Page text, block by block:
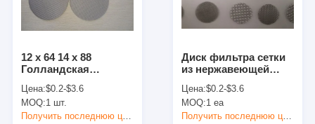
Наша фабрика
контактные данные
Новости
12 x 64 14 x 88
Голландская
экструдера,
фильтрующие диски
из проволочной
Цена:$0.2-$3.6
MOQ:1 шт.
Получить последнюю цену
Диск фильтра сетки
из нержавеющей
экструдера
Цена:$0.2-$3.6
MOQ:1 ea
Получить последнюю цену